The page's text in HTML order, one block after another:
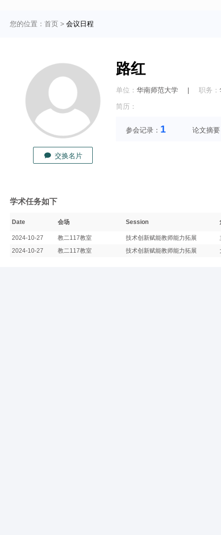
您的位置： 首页 > 会议日程
交换名片
路红
单位： 华南师范大学 | 职务：
简历：
参会记录： 1 论文摘
学术任务如下
Date 会场 Session
2024-10-27 教二117教室 技术创新赋能教师能力拓展
2024-10-27
教二117教室 技术创新赋能教师能力拓展